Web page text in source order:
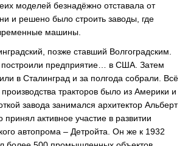
моделей безнадёжно отставала от
и решено было строить заводы, где
машины.
позже ставший Волгоградским.
построили предприятие… в США. Затем
в Сталинград и за полгода собрали. Всё
тракторов было из Америки и
завода занимался архитектор Альберт
принял активное участие в развитии
автопрома – Детройта. Он же к 1932